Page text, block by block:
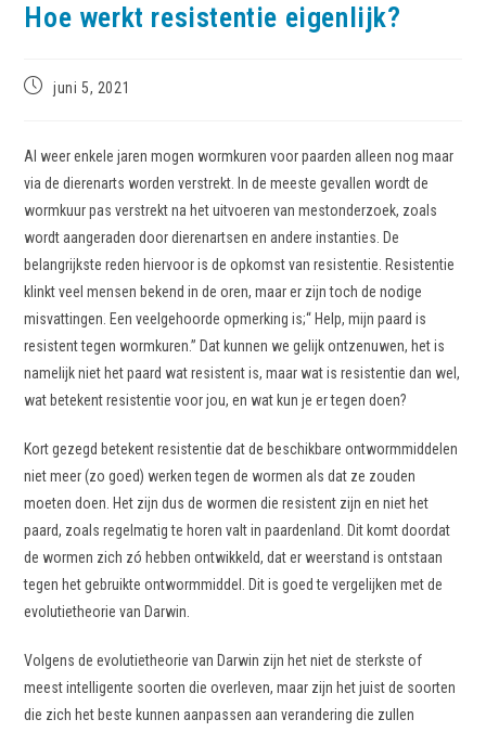
Hoe werkt resistentie eigenlijk?
juni 5, 2021
Al weer enkele jaren mogen wormkuren voor paarden alleen nog maar
via de dierenarts worden verstrekt. In de meeste gevallen wordt de
wormkuur pas verstrekt na het uitvoeren van mestonderzoek, zoals
wordt aangeraden door dierenartsen en andere instanties. De
belangrijkste reden hiervoor is de opkomst van resistentie. Resistentie
klinkt veel mensen bekend in de oren, maar er zijn toch de nodige
misvattingen. Een veelgehoorde opmerking is;“ Help, mijn paard is
resistent tegen wormkuren.” Dat kunnen we gelijk ontzenuwen, het is
namelijk niet het paard wat resistent is, maar wat is resistentie dan wel,
wat betekent resistentie voor jou, en wat kun je er tegen doen?
Kort gezegd betekent resistentie dat de beschikbare ontwormmiddelen
niet meer (zo goed) werken tegen de wormen als dat ze zouden
moeten doen. Het zijn dus de wormen die resistent zijn en niet het
paard, zoals regelmatig te horen valt in paardenland. Dit komt doordat
de wormen zich zó hebben ontwikkeld, dat er weerstand is ontstaan
tegen het gebruikte ontwormmiddel. Dit is goed te vergelijken met de
evolutietheorie van Darwin.
Volgens de evolutietheorie van Darwin zijn het niet de sterkste of
meest intelligente soorten die overleven, maar zijn het juist de soorten
die zich het beste kunnen aanpassen aan verandering die zullen